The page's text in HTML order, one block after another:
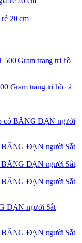
20 cm
Gram trang tri hồ cá
có BĂNG ĐẠN người